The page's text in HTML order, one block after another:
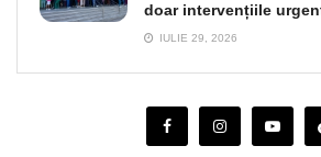
doar intervențiile
IULIE 29, 2026